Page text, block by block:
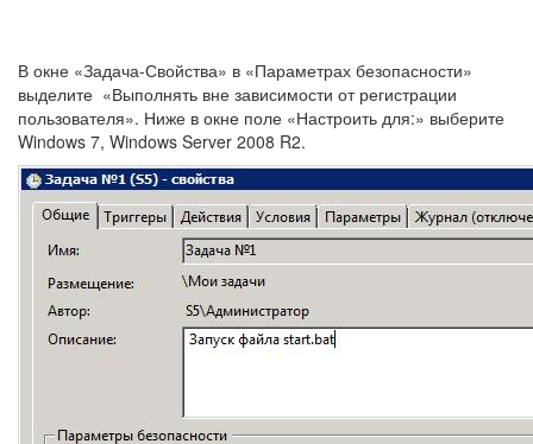
В окне «Задача-Свойства» в «Параметрах безопасности»
выделите «Выполнять вне зависимости от регистрации
пользователя». Ниже в окне поле «Настроить для:» выберите
Windows 7, Windows Server 2008 R2.